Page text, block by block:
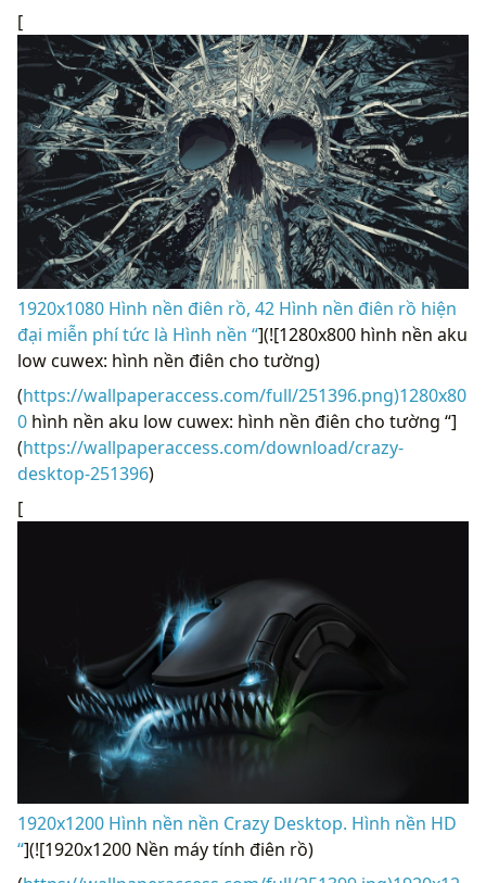
[
1920x1080 Hình nền điên rồ, 42 Hình nền điên rồ hiện
đại miễn phí tức là Hình nền “](![1280x800 hình nền aku
low cuwex: hình nền điên cho tường)
(https://wallpaperaccess.com/full/251396.png)1280x80
0 hình nền aku low cuwex: hình nền điên cho tường “]
(https://wallpaperaccess.com/download/crazy-
desktop-251396)
[
1920x1200 Hình nền nền Crazy Desktop. Hình nền HD
“](![1920x1200 Nền máy tính điên rồ)